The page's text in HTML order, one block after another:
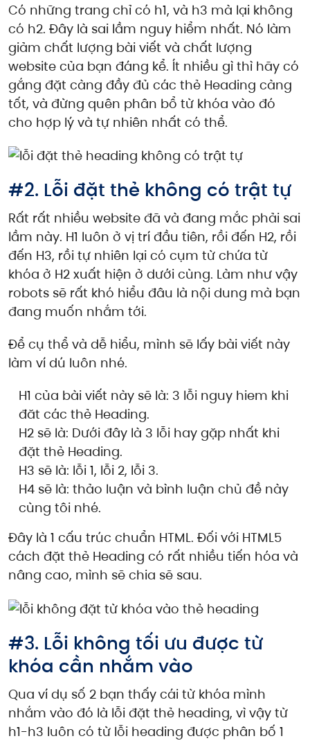
Có những trang chỉ có h1, và h3 mà lại không
có h2. Đây là sai lầm nguy hiểm nhất. Nó làm
giảm chất lượng bài viết và chất lượng
website của bạn đáng kể. Ít nhiều gì thì hãy có
gắng đặt càng đầy đủ các thẻ Heading càng
tốt, và đừng quên phân bổ từ khóa vào đó
cho hợp lý và tự nhiên nhất có thể.
#2. Lỗi đặt thẻ không có trật tự
Rất rất nhiều website đã và đang mắc phải sai
lầm này. H1 luôn ở vị trí đầu tiên, rồi đến H2, rồi
đến H3, rồi tự nhiên lại có cụm từ chứa từ
khóa ở H2 xuất hiện ở dưới cùng. Làm như vậy
robots sẽ rất khó hiểu đâu là nội dung mà bạn
đang muốn nhắm tới.
Để cụ thể và dễ hiểu, mình sẽ lấy bài viết này
làm ví dú luôn nhé.
H1 của bài viết này sẽ là: 3 lỗi nguy hiem khi
đăt các thẻ Heading.
H2 sẽ là: Dưới đây là 3 lỗi hay gặp nhất khi
đặt thẻ Heading.
H3 sẽ là: lỗi 1, lỗi 2, lỗi 3.
H4 sẽ là: thảo luận và bình luận chủ đề này
cùng tôi nhé.
Đây là 1 cấu trúc chuẩn HTML. Đối với HTML5
cách đặt thẻ Heading có rất nhiều tiến hóa và
nâng cao, mình sẽ chia sẽ sau.
#3. Lỗi không tối ưu được từ
khóa cần nhắm vào
Qua ví dụ số 2 bạn thấy cái từ khóa mình
nhắm vào đó là lỗi đặt thẻ heading, vì vậy từ
h1-h3 luôn có từ lỗi heading được phân bố 1